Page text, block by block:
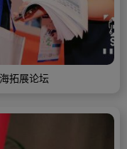
拓展论坛